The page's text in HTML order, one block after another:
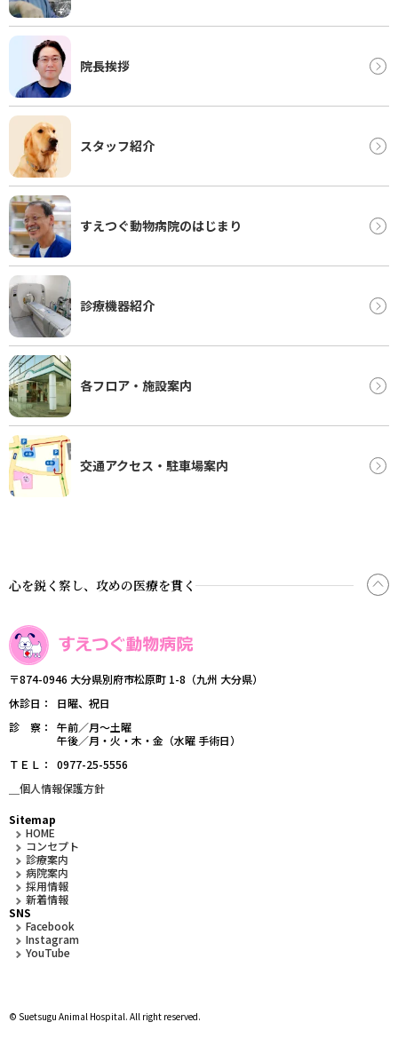
院長挨拶
スタッフ紹介
すえつぐ動物病院のはじまり
診療機器紹介
各フロア・施設案内
交通アクセス・駐車場案内
心を鋭く察し、攻めの医療を貫く
〒874-0946 大分県別府市松原町 1-8（九州 大分県）
休診日
日曜、祝日
診 察
午前／月～土曜
午後／月・火・木・金（水曜 手術日）
ＴＥＬ
0977-25-5556
＿個人情報保護方針
Sitemap
HOME
コンセプト
診療案内
病院案内
採用情報
新着情報
SNS
Facebook
Instagram
YouTube
© Suetsugu Animal Hospital. All right reserved.